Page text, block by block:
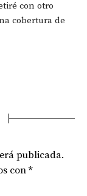
con otro
cobertura de
publicada.
con *